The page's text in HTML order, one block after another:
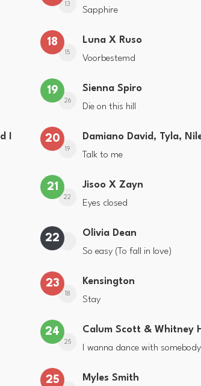
I
13
Sapphire
18
15
Luna X Ruso
Voorbestemd
19
26
Sienna Spiro
Die on this hill
20
19
Damiano David, Tyla,
Talk to me
21
22
Jisoo X Zayn
Eyes closed
22 Olivia Dean
So easy (To fall in love)
23
18
Kensington
Stay
24
25
Calum Scott & Whitney
I wanna dance with somebody
25 Myles Smith